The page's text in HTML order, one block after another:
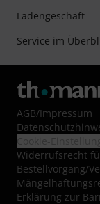
Ladengeschäft
Service im
AGB/Impressum
Widerrufsrecht
Bestellvorgang/
Erklärung zur